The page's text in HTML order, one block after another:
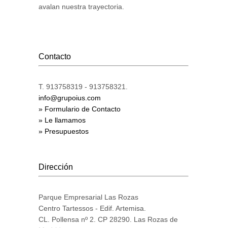
avalan nuestra trayectoria.
Contacto
T. 913758319 - 913758321.
info@grupoius.com
» Formulario de Contacto
» Le llamamos
» Presupuestos
Dirección
Parque Empresarial Las Rozas
Centro Tartessos - Edif. Artemisa.
CL. Pollensa nº 2. CP 28290. Las Rozas de